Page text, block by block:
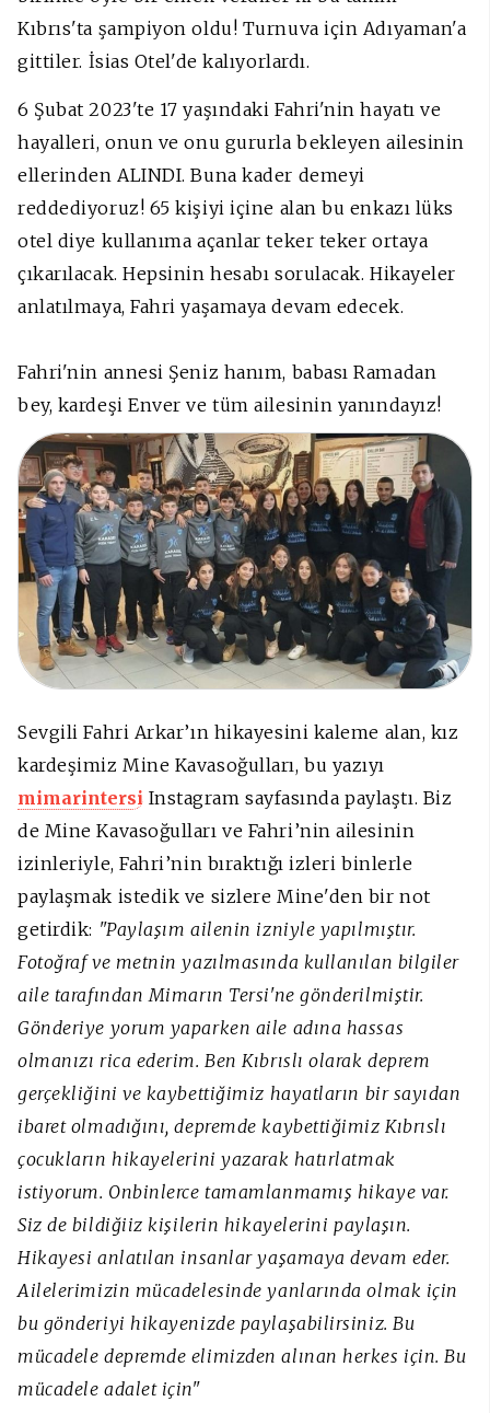
Kıbrıs'ta şampiyon oldu! Turnuva için Adıyaman'a
gittiler. İsias Otel'de kalıyorlardı.
6 Şubat 2023'te 17 yaşındaki Fahri'nin hayatı ve
hayalleri, onun ve onu gururla bekleyen ailesinin
ellerinden ALINDI. Buna kader demeyi
reddediyoruz! 65 kişiyi içine alan bu enkazı lüks
otel diye kullanıma açanlar teker teker ortaya
çıkarılacak. Hepsinin hesabı sorulacak. Hikayeler
anlatılmaya, Fahri yaşamaya devam edecek.
Fahri'nin annesi Şeniz hanım, babası Ramadan
bey, kardeşi Enver ve tüm ailesinin yanındayız!
Sevgili Fahri Arkar’ın hikayesini kaleme alan, kız
kardeşimiz Mine Kavasoğulları, bu yazıyı
mimarintersi Instagram sayfasında paylaştı. Biz
de Mine Kavasoğulları ve Fahri’nin ailesinin
izinleriyle, Fahri’nin bıraktığı izleri binlerle
paylaşmak istedik ve sizlere Mine'den bir not
getirdik: "Paylaşım ailenin izniyle yapılmıştır.
Fotoğraf ve metnin yazılmasında kullanılan bilgiler
aile tarafından Mimarın Tersi'ne gönderilmiştir.
Gönderiye yorum yaparken aile adına hassas
olmanızı rica ederim. Ben Kıbrıslı olarak deprem
gerçekliğini ve kaybettiğimiz hayatların bir sayıdan
ibaret olmadığını, depremde kaybettiğimiz Kıbrıslı
çocukların hikayelerini yazarak hatırlatmak
istiyorum. Onbinlerce tamamlanmamış hikaye var.
Siz de bildiğiiz kişilerin hikayelerini paylaşın.
Hikayesi anlatılan insanlar yaşamaya devam eder.
Ailelerimizin mücadelesinde yanlarında olmak için
bu gönderiyi hikayenizde paylaşabilirsiniz. Bu
mücadele depremde elimizden alınan herkes için. Bu
mücadele adalet için"